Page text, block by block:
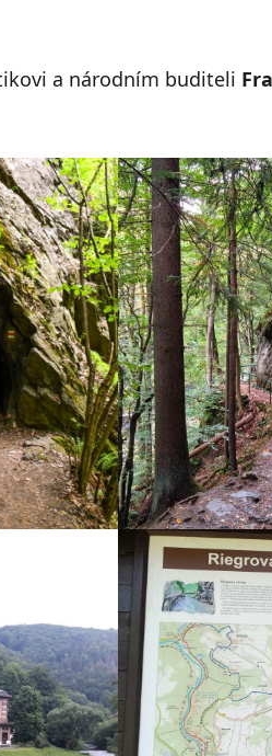
a národním buditeli